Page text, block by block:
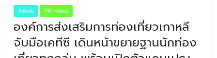
News PR News
องค์การส่งเสริมการท่องเที่ยวเกาหลี
จับมือเคทีซี เดินหน้าขยายฐานนักท่อง